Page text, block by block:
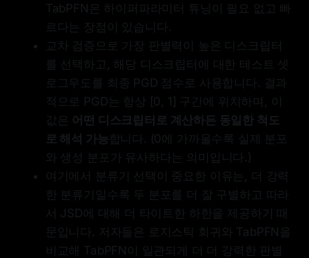
TabPFN은 하이퍼파라미터 튜닝이 필요 없고 빠
르다는 장점이 있습니다.
교차 검증으로 가장 판별력이 높은 디스크립터
를 선택하고, 해당 디스크립터에 대한 테스트 셋
로그우도를 최종 PGD 점수로 사용합니다. 결과
적으로 PGD는 항상 [0, 1] 구간에 위치하며, 이
값은 어떤 디스크립터로 계산하든 동일한 척도
로 해석 가능 합니다. (0에 가까울수록 실제 분포
와 생성 분포가 유사하다는 의미입니다.)
여기에서 분류기 선택이 중요한 이유는, 더 강력
한 분류기일수록 두 분포를 더 잘 구별하고 따라
서 JSD에 대해 더 타이트한 하한을 제공하기 때
문입니다. 저자들은 로지스틱 회귀와 TabPFN을
비교해 TabPFN이 일관되게 더 더 강력한 판별